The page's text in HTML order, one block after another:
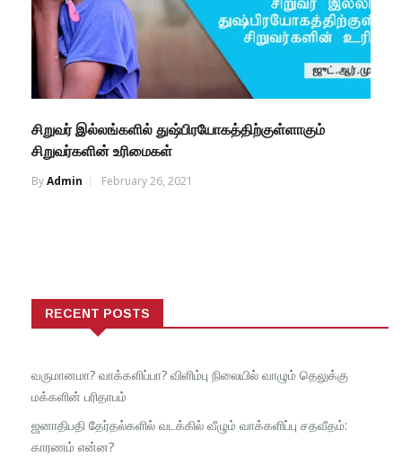
சிறுவர் இல்லங்களில் துஷ்பிரயோகத்திற்குள்ளாகும்
சிறுவர்களின் உரிமைகள்
ByAdmin February 26, 2021
RECENT POSTS
வருமானமா? வாக்களிப்பா? விளிம்பு நிலையில் வாழும் தெலுக்கு
மக்களின் பரிதாபம்
ஜனாதிபதி தேர்தல்களில் வடக்கில் வீழும் வாக்களிப்பு சதவீதம்:
காரணம் என்ன?